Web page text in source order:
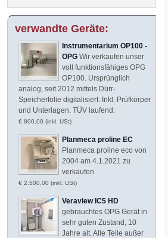
verwandte Geräte:
Instrumentarium OP100 -
OPG Wir verkaufen unser
voll funktionsfähiges OPG
OP100. Ursprünglich
analog, seit 2012 mittels Dürr-
Speicherfolie digitalisiert. Inkl. Prüfkörper
und Unterlagen. TÜV laufend.
€ 800,00 (inkl. USt)
Planmeca proline EC
Planmeca proline eco von
2004 am 4.1.2021 zu
verkaufen
€ 2.500,00 (inkl. USt)
Veraview IC5 HD
gebrauchtes OPG Gerät in
sehr guten Zustand, 10
Jahre alt. Alle Teile außer